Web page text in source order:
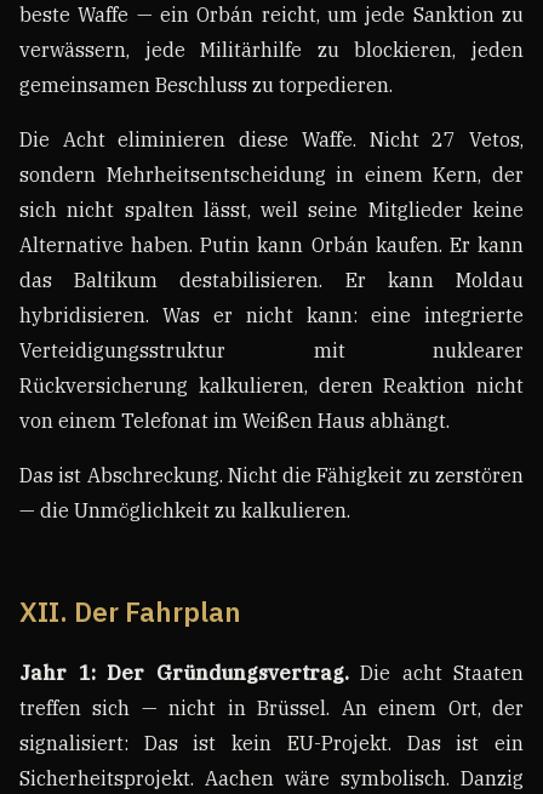
beste Waffe — ein Orbán reicht, um jede Sanktion zu
verwässern, jede Militärhilfe zu blockieren, jeden
gemeinsamen Beschluss zu torpedieren.
Die Acht eliminieren diese Waffe. Nicht 27 Vetos,
sondern Mehrheitsentscheidung in einem Kern, der
sich nicht spalten lässt, weil seine Mitglieder keine
Alternative haben. Putin kann Orbán kaufen. Er kann
das Baltikum destabilisieren. Er kann Moldau
hybridisieren. Was er nicht kann: eine integrierte
Verteidigungsstruktur mit nuklearer
Rückversicherung kalkulieren, deren Reaktion nicht
von einem Telefonat im Weißen Haus abhängt.
Das ist Abschreckung. Nicht die Fähigkeit zu zerstören
— die Unmöglichkeit zu kalkulieren.
XII. Der Fahrplan
Jahr 1: Der Gründungsvertrag.Die acht Staaten
treffen sich — nicht in Brüssel. An einem Ort, der
signalisiert: Das ist kein EU-Projekt. Das ist ein
Sicherheitsprojekt. Aachen wäre symbolisch. Danzig